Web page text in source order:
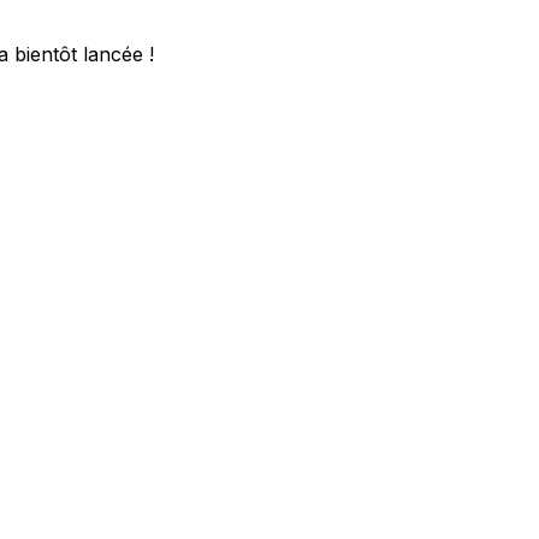
bientôt lancée !